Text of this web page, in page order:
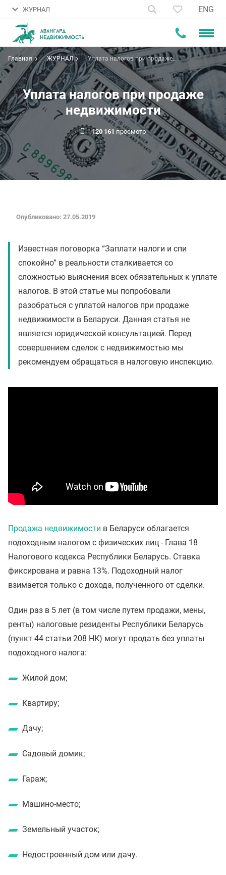
ЖУРНАЛ ENG
Главная ЖУРНАЛ
Уплата налогов при продаже
недвижимости
Уплата налогов при продаже
недвижимости
120 161 просмотр
Опубликовано: 27.05.2019
Известная поговорка “Заплати налоги и спи
спокойно” в реальности сталкивается со
сложностью выяснения всех обязательных к уплате
налогов. В этой статье мы попробовали
разобраться с уплатой налогов при продаже
недвижимости в Беларуси. Данная статья не
является юридической консультацией. Перед
совершением сделок с недвижимостью мы
рекомендуем обращаться в налоговую инспекцию.
Продажа недвижимости в Беларуси облагается
подоходным налогом с физических лиц - Глава 18
Налогового кодекса Республики Беларусь. Ставка
фиксирована и равна 13%. Подоходный налог
взимается только с дохода, полученного от сделки.
Один раз в 5 лет (в том числе путем продажи, мены,
ренты) налоговые резиденты Республики Беларусь
(пункт 44 статьи 208 НК) могут продать без уплаты
подоходного налога:
Жилой дом;
Квартиру;
Дачу;
Садовый домик;
Гараж;
Машино-место;
Земельный участок;
Недостроенный дом или дачу.